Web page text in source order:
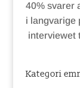
40% svarer
i langvarige
interviewet
Kategori